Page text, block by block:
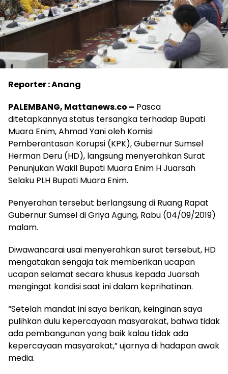
Reporter : Anang
PALEMBANG, Mattanews.co – Pasca
ditetapkannya status tersangka terhadap Bupati
Muara Enim, Ahmad Yani oleh Komisi
Pemberantasan Korupsi (KPK), Gubernur Sumsel
Herman Deru (HD), langsung menyerahkan Surat
Penunjukan Wakil Bupati Muara Enim H Juarsah
Selaku PLH Bupati Muara Enim.
Penyerahan tersebut berlangsung di Ruang Rapat
Gubernur Sumsel di Griya Agung, Rabu (04/09/2019)
malam.
Diwawancarai usai menyerahkan surat tersebut, HD
mengatakan sengaja tak memberikan ucapan
ucapan selamat secara khusus kepada Juarsah
mengingat kondisi saat ini dalam keprihatinan.
“Setelah mandat ini saya berikan, keinginan saya
pulihkan dulu kepercayaan masyarakat, bahwa tidak
ada pembangunan yang baik kalau tidak ada
kepercayaan masyarakat,” ujarnya di hadapan awak
media.